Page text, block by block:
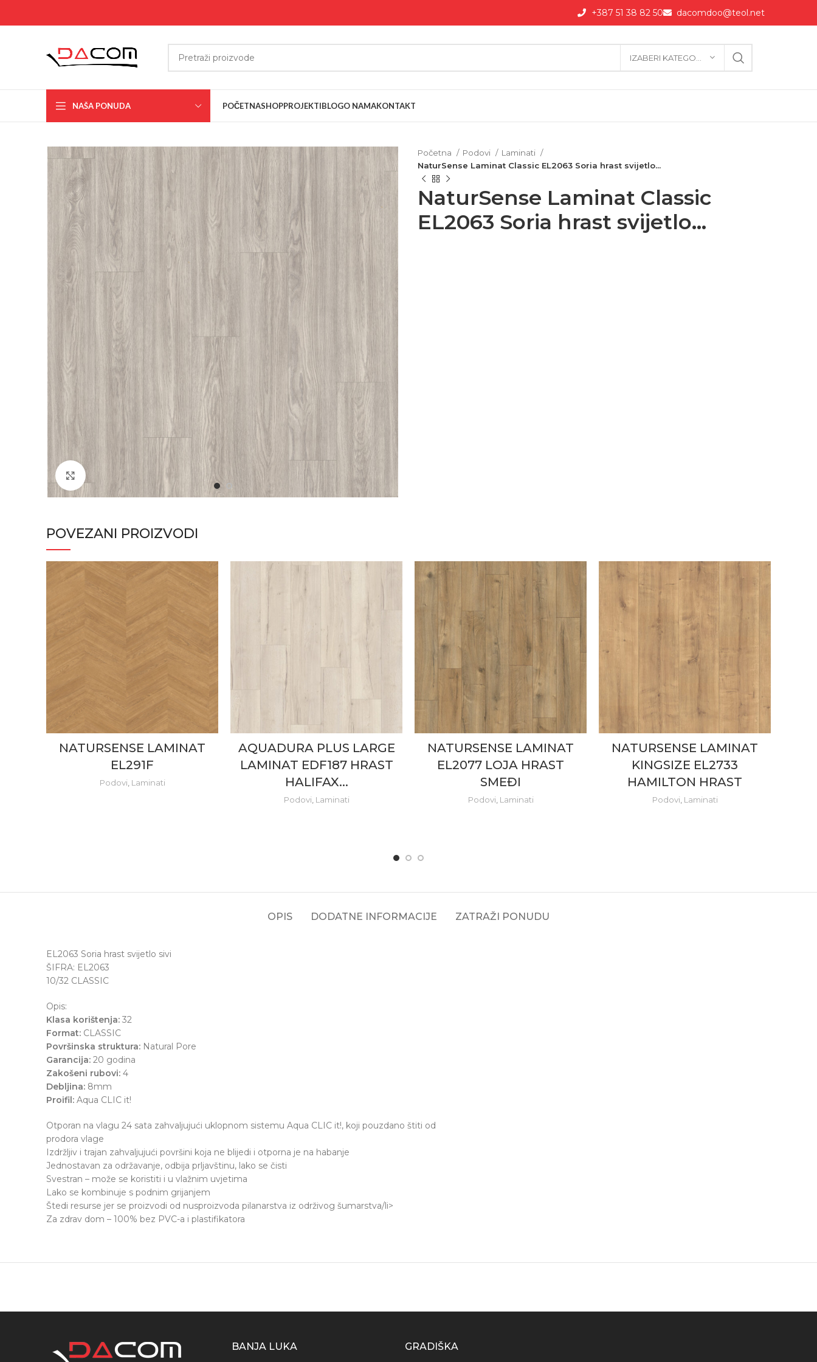
+387 51 38 82 50 dacomdoo@teol.net
NAŠA PONUDA POČETNASHOPPROJEKTIBLOGO NAMAKONTAKT
Početna Podovi
Laminati
NaturSense Laminat Classic EL2063 Soria hrast svijetlo...
NaturSense Laminat Classic
EL2063 Soria hrast svijetlo...
POVEZANI PROIZVODI
NATURSENSE LAMINAT
EL291F
Podovi Laminati
AQUADURA PLUS LARGE
LAMINAT EDF187 HRAST
HALIFAX...
Podovi Laminati
NATURSENSE LAMINAT
EL2077 LOJA HRAST
SMEĐI
Podovi Laminati
NATURSENSE LAMINAT
KINGSIZE EL2733
HAMILTON HRAST
Podovi Laminati
OPIS DODATNE INFORMACIJE ZATRAŽI PONUDU
EL2063 Soria hrast svijetlo sivi
ŠIFRA: EL2063
10/32 CLASSIC
Opis:
Klasa korištenja: 32
Format: CLASSIC
Površinska struktura: Natural Pore
Garancija: 20 godina
Zakošeni rubovi: 4
Debljina: 8mm
Proifil: Aqua CLIC it!
Otporan na vlagu 24 sata zahvaljujući uklopnom sistemu Aqua CLIC it!, koji pouzdano štiti od
prodora vlage
Izdržljiv i trajan zahvaljujući površini koja ne blijedi i otporna je na habanje
Jednostavan za održavanje, odbija prljavštinu, lako se čisti
Svestran – može se koristiti i u vlažnim uvjetima
Lako se kombinuje s podnim grijanjem
Štedi resurse jer se proizvodi od nusproizvoda pilanarstva iz održivog šumarstva/li>
Za zdrav dom – 100% bez PVC-a i plastifikatora
BANJA LUKA GRADIŠKA